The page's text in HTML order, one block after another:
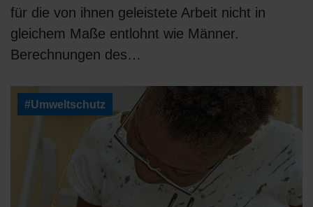
für die von ihnen geleistete Arbeit nicht in
gleichem Maße entlohnt wie Männer.
Berechnungen des…
#Umweltschutz